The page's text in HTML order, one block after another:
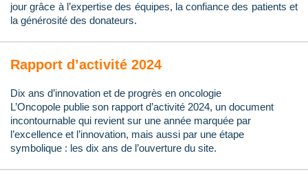
jour grâce à l’expertise des équipes, la confiance des patients et
la générosité des donateurs.
Rapport d’activité 2024
Dix ans d’innovation et de progrès en oncologie
L’Oncopole publie son rapport d’activité 2024, un document
incontournable qui revient sur une année marquée par
l’excellence et l’innovation, mais aussi par une étape
symbolique : les dix ans de l’ouverture du site.